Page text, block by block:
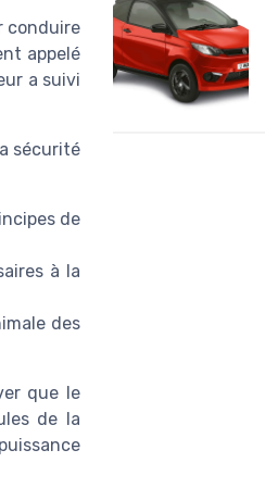
conduire
appelé
a suivi
sécurité
de
à la
des
que le
de la